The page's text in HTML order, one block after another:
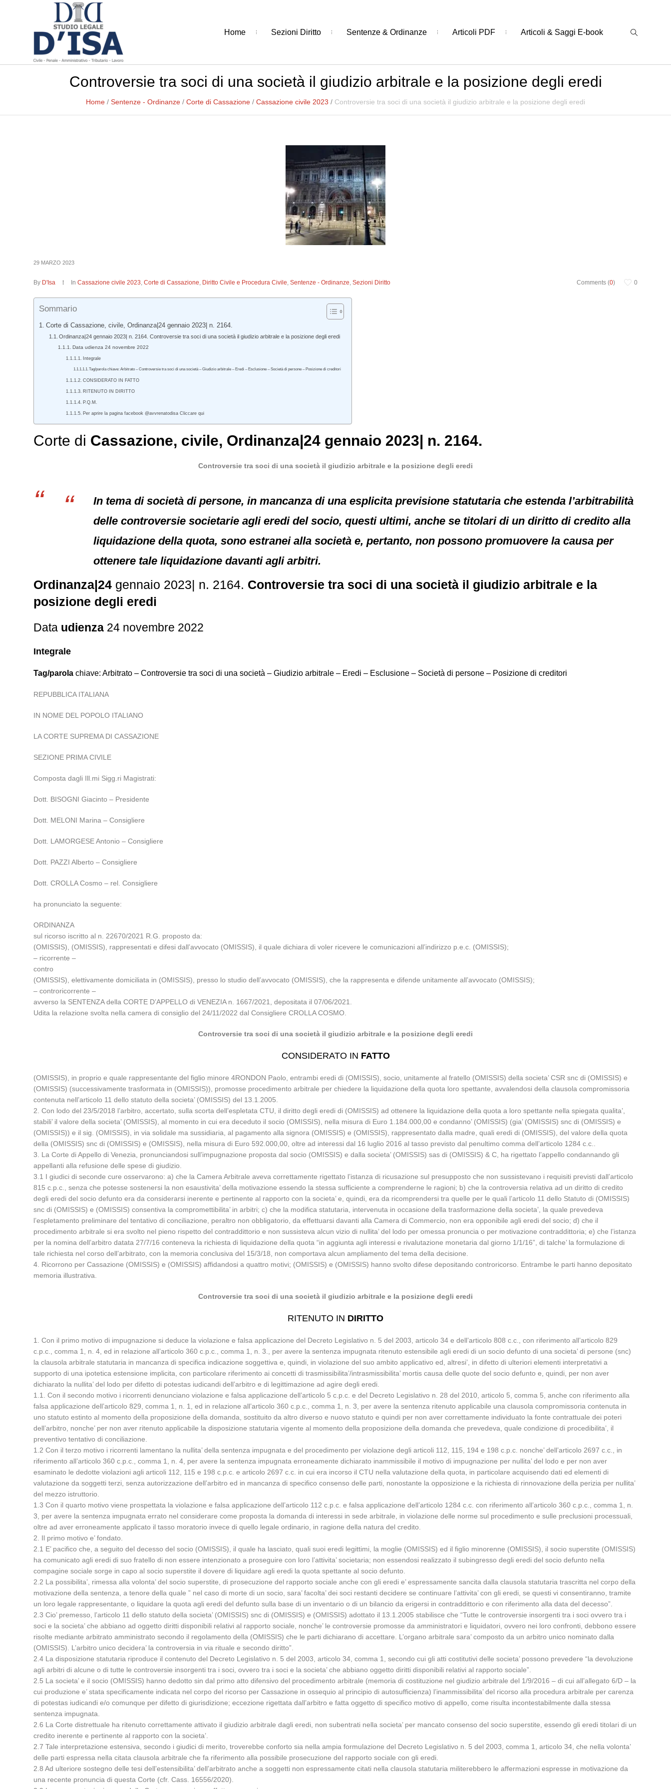
Home Sezioni Diritto Sentenze & Ordinanze Articoli PDF Articoli & Saggi E-book
Controversie tra soci di una società il giudizio arbitrale e la posizione degli eredi
Home / Sentenze - Ordinanze / Corte di Cassazione / Cassazione civile 2023 / Controversie tra soci di una società il giudizio arbitrale e la posizione degli eredi
29 MARZO 2023
Comments (0) 0
By D'Isa InCassazione civile 2023,Corte di Cassazione, Diritto Civile e Procedura Civile,Sentenze - Ordinanze,Sezioni Diritto
Sommario
Corte di Cassazione, civile, Ordinanza|24 gennaio 2023| n. 2164.
Ordinanza|24 gennaio 2023| n. 2164. Controversie tra soci di una società il giudizio arbitrale e la posizione degli eredi
Data udienza 24 novembre 2022
Integrale
Tag/parola chiave: Arbitrato – Controversie tra soci di una società – Giudizio arbitrale – Eredi – Esclusione – Società di persone – Posizione di creditori
CONSIDERATO IN FATTO
RITENUTO IN DIRITTO
P.Q.M.
Per aprire la pagina facebook @avvrenatodisa Cliccare qui
Corte di Cassazione, civile, Ordinanza|24 gennaio 2023| n. 2164.
Controversie tra soci di una società il giudizio arbitrale e la posizione degli eredi
In tema di società di persone, in mancanza di una esplicita previsione statutaria che estenda l’arbitrabilità
delle controversie societarie agli eredi del socio, questi ultimi, anche se titolari di un diritto di credito alla
liquidazione della quota, sono estranei alla società e, pertanto, non possono promuovere la causa per
ottenere tale liquidazione davanti agli arbitri.
Ordinanza|24 gennaio 2023| n. 2164. Controversie tra soci di una società il giudizio arbitrale e la
posizione degli eredi
Data udienza 24 novembre 2022
Integrale
Tag/parola chiave: Arbitrato – Controversie tra soci di una società – Giudizio arbitrale – Eredi – Esclusione – Società di persone – Posizione di creditori
REPUBBLICA ITALIANA
IN NOME DEL POPOLO ITALIANO
LA CORTE SUPREMA DI CASSAZIONE
SEZIONE PRIMA CIVILE
Composta dagli Ill.mi Sigg.ri Magistrati:
Dott. BISOGNI Giacinto – Presidente
Dott. MELONI Marina – Consigliere
Dott. LAMORGESE Antonio – Consigliere
Dott. PAZZI Alberto – Consigliere
Dott. CROLLA Cosmo – rel. Consigliere
ha pronunciato la seguente:
ORDINANZA
sul ricorso iscritto al n. 22670/2021 R.G. proposto da:
(OMISSIS), (OMISSIS), rappresentati e difesi dall’avvocato (OMISSIS), il quale dichiara di voler ricevere le comunicazioni all’indirizzo p.e.c. (OMISSIS);
– ricorrente –
contro
(OMISSIS), elettivamente domiciliata in (OMISSIS), presso lo studio dell’avvocato (OMISSIS), che la rappresenta e difende unitamente all’avvocato (OMISSIS);
– controricorrente –
avverso la SENTENZA della CORTE D’APPELLO di VENEZIA n. 1667/2021, depositata il 07/06/2021.
Udita la relazione svolta nella camera di consiglio del 24/11/2022 dal Consigliere CROLLA COSMO.
Controversie tra soci di una società il giudizio arbitrale e la posizione degli eredi
CONSIDERATO IN FATTO
(OMISSIS), in proprio e quale rappresentante del figlio minore 4RONDON Paolo, entrambi eredi di (OMISSIS), socio, unitamente al fratello (OMISSIS) della societa’ CSR snc di (OMISSIS) e
(OMISSIS) (successivamente trasformata in (OMISSIS)), promosse procedimento arbitrale per chiedere la liquidazione della quota loro spettante, avvalendosi della clausola compromissoria
contenuta nell’articolo 11 dello statuto della societa’ (OMISSIS) del 13.1.2005.
2. Con lodo del 23/5/2018 l’arbitro, accertato, sulla scorta dell’espletata CTU, il diritto degli eredi di (OMISSIS) ad ottenere la liquidazione della quota a loro spettante nella spiegata qualita’,
stabili’ il valore della societa’ (OMISSIS), al momento in cui era deceduto il socio (OMISSIS), nella misura di Euro 1.184.000,00 e condanno’ (OMISSIS) (gia’ (OMISSIS) snc di (OMISSIS) e
(OMISSIS)) e il sig. (OMISSIS), in via solidale ma sussidiaria, al pagamento alla signora (OMISSIS) e (OMISSIS), rappresentato dalla madre, quali eredi di (OMISSIS), del valore della quota
della (OMISSIS) snc di (OMISSIS) e (OMISSIS), nella misura di Euro 592.000,00, oltre ad interessi dal 16 luglio 2016 al tasso previsto dal penultimo comma dell’articolo 1284 c.c..
3. La Corte di Appello di Venezia, pronunciandosi sull’impugnazione proposta dal socio (OMISSIS) e dalla societa’ (OMISSIS) sas di (OMISSIS) & C, ha rigettato l’appello condannando gli
appellanti alla refusione delle spese di giudizio.
3.1 I giudici di seconde cure osservarono: a) che la Camera Arbitrale aveva correttamente rigettato l’istanza di ricusazione sul presupposto che non sussistevano i requisiti previsti dall’articolo
815 c.p.c., senza che potesse sostenersi la non esaustivita’ della motivazione essendo la stessa sufficiente a comprenderne le ragioni; b) che la controversia relativa ad un diritto di credito
degli eredi del socio defunto era da considerarsi inerente e pertinente al rapporto con la societa’ e, quindi, era da ricomprendersi tra quelle per le quali l’articolo 11 dello Statuto di (OMISSIS)
snc di (OMISSIS) e (OMISSIS) consentiva la compromettibilita’ in arbitri; c) che la modifica statutaria, intervenuta in occasione della trasformazione della societa’, la quale prevedeva
l’espletamento preliminare del tentativo di conciliazione, peraltro non obbligatorio, da effettuarsi davanti alla Camera di Commercio, non era opponibile agli eredi del socio; d) che il
procedimento arbitrale si era svolto nel pieno rispetto del contraddittorio e non sussisteva alcun vizio di nullita’ del lodo per omessa pronuncia o per motivazione contraddittoria; e) che l’istanza
per la nomina dell’arbitro datata 27/7/16 conteneva la richiesta di liquidazione della quota “in aggiunta agli interessi e rivalutazione monetaria dal giorno 1/1/16”, di talche’ la formulazione di
tale richiesta nel corso dell’arbitrato, con la memoria conclusiva del 15/3/18, non comportava alcun ampliamento del tema della decisione.
4. Ricorrono per Cassazione (OMISSIS) e (OMISSIS) affidandosi a quattro motivi; (OMISSIS) e (OMISSIS) hanno svolto difese depositando controricorso. Entrambe le parti hanno depositato
memoria illustrativa.
Controversie tra soci di una società il giudizio arbitrale e la posizione degli eredi
RITENUTO IN DIRITTO
1. Con il primo motivo di impugnazione si deduce la violazione e falsa applicazione del Decreto Legislativo n. 5 del 2003, articolo 34 e dell’articolo 808 c.c., con riferimento all’articolo 829
c.p.c., comma 1, n. 4, ed in relazione all’articolo 360 c.p.c., comma 1, n. 3., per avere la sentenza impugnata ritenuto estensibile agli eredi di un socio defunto di una societa’ di persone (snc)
la clausola arbitrale statutaria in mancanza di specifica indicazione soggettiva e, quindi, in violazione del suo ambito applicativo ed, altresi’, in difetto di ulteriori elementi interpretativi a
supporto di una ipotetica estensione implicita, con particolare riferimento ai concetti di trasmissibilita’/intrasmissibilita’ mortis causa delle quote del socio defunto e, quindi, per non aver
dichiarato la nullita’ del lodo per difetto di potestas iudicandi dell’arbitro e di legittimazione ad agire degli eredi.
1.1. Con il secondo motivo i ricorrenti denunciano violazione e falsa applicazione dell’articolo 5 c.p.c. e del Decreto Legislativo n. 28 del 2010, articolo 5, comma 5, anche con riferimento alla
falsa applicazione dell’articolo 829, comma 1, n. 1, ed in relazione all’articolo 360 c.p.c., comma 1, n. 3, per avere la sentenza ritenuto applicabile una clausola compromissoria contenuta in
uno statuto estinto al momento della proposizione della domanda, sostituito da altro diverso e nuovo statuto e quindi per non aver correttamente individuato la fonte contrattuale dei poteri
dell’arbitro, nonche’ per non aver ritenuto applicabile la disposizione statutaria vigente al momento della proposizione della domanda che prevedeva, quale condizione di procedibilita’, il
preventivo tentativo di conciliazione.
1.2 Con il terzo motivo i ricorrenti lamentano la nullita’ della sentenza impugnata e del procedimento per violazione degli articoli 112, 115, 194 e 198 c.p.c. nonche’ dell’articolo 2697 c.c., in
riferimento all’articolo 360 c.p.c., comma 1, n. 4, per avere la sentenza impugnata erroneamente dichiarato inammissibile il motivo di impugnazione per nullita’ del lodo e per non aver
esaminato le dedotte violazioni agli articoli 112, 115 e 198 c.p.c. e articolo 2697 c.c. in cui era incorso il CTU nella valutazione della quota, in particolare acquisendo dati ed elementi di
valutazione da soggetti terzi, senza autorizzazione dell’arbitro ed in mancanza di specifico consenso delle parti, nonostante la opposizione e la richiesta di rinnovazione della perizia per nullita’
del mezzo istruttorio.
1.3 Con il quarto motivo viene prospettata la violazione e falsa applicazione dell’articolo 112 c.p.c. e falsa applicazione dell’articolo 1284 c.c. con riferimento all’articolo 360 c.p.c., comma 1, n.
3, per avere la sentenza impugnata errato nel considerare come proposta la domanda di interessi in sede arbitrale, in violazione delle norme sul procedimento e sulle preclusioni processuali,
oltre ad aver erroneamente applicato il tasso moratorio invece di quello legale ordinario, in ragione della natura del credito.
2. Il primo motivo e’ fondato.
2.1 E’ pacifico che, a seguito del decesso del socio (OMISSIS), il quale ha lasciato, quali suoi eredi legittimi, la moglie (OMISSIS) ed il figlio minorenne (OMISSIS), il socio superstite (OMISSIS)
ha comunicato agli eredi di suo fratello di non essere intenzionato a proseguire con loro l’attivita’ societaria; non essendosi realizzato il subingresso degli eredi del socio defunto nella
compagine sociale sorge in capo al socio superstite il dovere di liquidare agli eredi la quota spettante al socio defunto.
2.2 La possibilita’, rimessa alla volonta’ del socio superstite, di prosecuzione del rapporto sociale anche con gli eredi e’ espressamente sancita dalla clausola statutaria trascritta nel corpo della
motivazione della sentenza, a tenore della quale ” nel caso di morte di un socio, sara’ facolta’ dei soci restanti decidere se continuare l’attivita’ con gli eredi, se questi vi consentiranno, tramite
un loro legale rappresentante, o liquidare la quota agli eredi del defunto sulla base di un inventario o di un bilancio da erigersi in contraddittorio e con riferimento alla data del decesso”.
2.3 Cio’ premesso, l’articolo 11 dello statuto della societa’ (OMISSIS) snc di (OMISSIS) e (OMISSIS) adottato il 13.1.2005 stabilisce che “Tutte le controversie insorgenti tra i soci ovvero tra i
soci e la societa’ che abbiano ad oggetto diritti disponibili relativi al rapporto sociale, nonche’ le controversie promosse da amministratori e liquidatori, ovvero nei loro confronti, debbono essere
risolte mediante arbitrato amministrato secondo il regolamento della (OMISSIS) che le parti dichiarano di accettare. L’organo arbitrale sara’ composto da un arbitro unico nominato dalla
(OMISSIS). L’arbitro unico decidera’ la controversia in via rituale e secondo diritto”.
2.4 La disposizione statutaria riproduce il contenuto del Decreto Legislativo n. 5 del 2003, articolo 34, comma 1, secondo cui gli atti costitutivi delle societa’ possono prevedere “la devoluzione
agli arbitri di alcune o di tutte le controversie insorgenti tra i soci, ovvero tra i soci e la societa’ che abbiano oggetto diritti disponibili relativi al rapporto sociale”.
2.5 La societa’ e il socio (OMISSIS) hanno dedotto sin dal primo atto difensivo del procedimento arbitrale (memoria di costituzione nel giudizio arbitrale del 1/9/2016 – di cui all’allegato 6/D – la
cui produzione e’ stata specificamente indicata nel corpo del ricorso per Cassazione in ossequio al principio di autosufficienza) l’inammissibilita’ del ricorso alla procedura arbitrale per carenza
di potestas iudicandi e/o comunque per difetto di giurisdizione; eccezione rigettata dall’arbitro e fatta oggetto di specifico motivo di appello, come risulta incontestabilmente dalla stessa
sentenza impugnata.
2.6 La Corte distrettuale ha ritenuto correttamente attivato il giudizio arbitrale dagli eredi, non subentrati nella societa’ per mancato consenso del socio superstite, essendo gli eredi titolari di un
credito inerente e pertinente al rapporto con la societa’.
2.7 Tale interpretazione estensiva, secondo i giudici di merito, troverebbe conforto sia nella ampia formulazione del Decreto Legislativo n. 5 del 2003, comma 1, articolo 34, che nella volonta’
delle parti espressa nella citata clausola arbitrale che fa riferimento alla possibile prosecuzione del rapporto sociale con gli eredi.
2.8 Ad ulteriore sostegno delle tesi dell’estensibilita’ dell’arbitrato anche a soggetti non espressamente citati nella clausola statutaria militerebbero le affermazioni espresse in motivazione da
una recente pronuncia di questa Corte (cfr. Cass. 16556/2020).